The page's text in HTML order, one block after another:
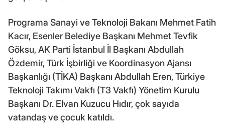
Programa Sanayi ve Teknoloji Bakanı Mehmet Fatih
Kacır, Esenler Belediye Başkanı Mehmet Tevfik
Göksu, AK Parti İstanbul İl Başkanı Abdullah
Özdemir, Türk İşbirliği ve Koordinasyon Ajansı
Başkanlığı (TİKA) Başkanı Abdullah Eren, Türkiye
Teknoloji Takımı Vakfı (T3 Vakfı) Yönetim Kurulu
Başkanı Dr. Elvan Kuzucu Hıdır, çok sayıda
vatandaş ve çocuk katıldı.